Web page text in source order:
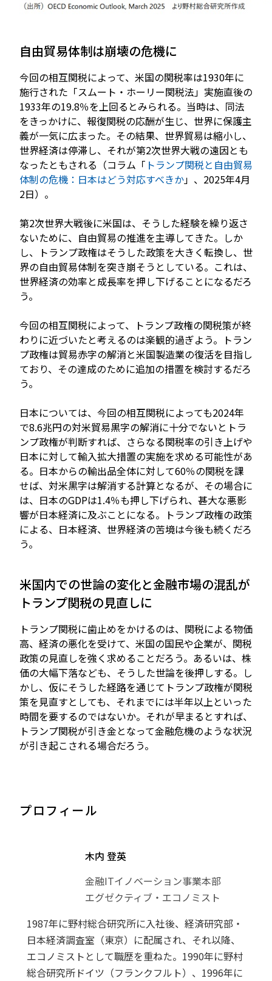
自由貿易体制は崩壊の危機に
今回の相互関税によって、米国の関税率は1930年に
施行された「スムート・ホーリー関税法」実施直後の
1933年の19.8％を上回るとみられる。当時は、同法
をきっかけに、報復関税の応酬が生じ、世界に保護主
義が一気に広まった。その結果、世界貿易は縮小し、
世界経済は停滞し、それが第2次世界大戦の遠因とも
なったともされる（コラム「 トランプ関税と自由貿易
体制の危機：日本はどう対応すべきか」、2025年4月
2日）。
第2次世界大戦後に米国は、そうした経験を繰り返さ
ないために、自由貿易の推進を主導してきた。しか
し、トランプ政権はそうした政策を大きく転換し、世
界の自由貿易体制を突き崩そうとしている。これは、
世界経済の効率と成長率を押し下げることになるだろ
う。
今回の相互関税によって、トランプ政権の関税策が終
わりに近づいたと考えるのは楽観的過ぎよう。トラン
プ政権は貿易赤字の解消と米国製造業の復活を目指し
ており、その達成のために追加の措置を検討するだろ
う。
日本については、今回の相互関税によっても2024年
で8.6兆円の対米貿易黒字の解消に十分でないとトラ
ンプ政権が判断すれば、さらなる関税率の引き上げや
日本に対して輸入拡大措置の実施を求める可能性があ
る。日本からの輸出品全体に対して60％の関税を課
せば、対米黒字は解消する計算となるが、その場合に
は、日本のGDPは1.4％も押し下げられ、甚大な悪影
響が日本経済に及ぶことになる。トランプ政権の政策
による、日本経済、世界経済の苦境は今後も続くだろ
う。
米国内での世論の変化と金融市場の混乱が
トランプ関税の見直しに
トランプ関税に歯止めをかけるのは、関税による物価
高、経済の悪化を受けて、米国の国民や企業が、関税
政策の見直しを強く求めることだろう。あるいは、株
価の大幅下落なども、そうした世論を後押しする。し
かし、仮にそうした経路を通じてトランプ政権が関税
策を見直すとしても、それまでには半年以上といった
時間を要するのではないか。それが早まるとすれば、
トランプ関税が引き金となって金融危機のような状況
が引き起こされる場合だろう。
プロフィール
木内 登英
金融ITイノベーション事業本部
エグゼクティブ・エコノミスト
1987年に野村総合研究所に入社後、経済研究部・
日本経済調査室（東京）に配属され、それ以降、
エコノミストとして職歴を重ねた。1990年に野村
総合研究所ドイツ（フランクフルト）、1996年に